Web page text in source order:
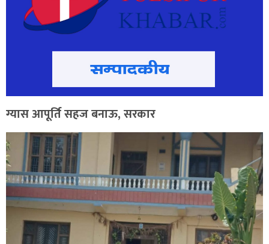
ग्यास आपूर्ति सहज बनाऊ, सरकार